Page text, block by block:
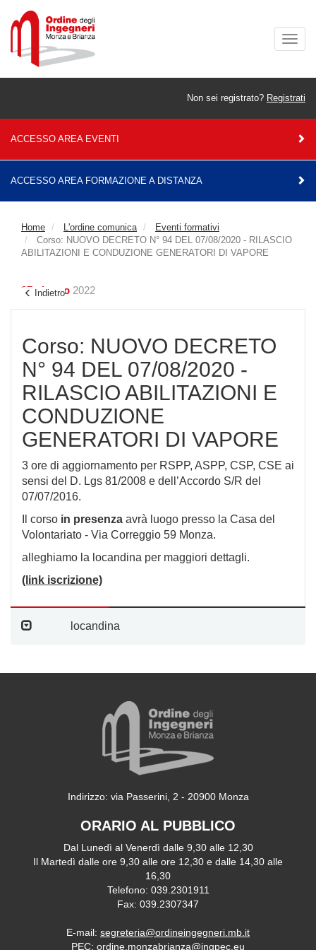
Non sei registrato? Registrati
ACCESSO AREA EVENTI
ACCESSO AREA FORMAZIONE A DISTANZA
Home L'ordine comunica
Eventi formativi
Corso: NUOVO DECRETO N° 94 DEL 07/08/2020 - RILASCIO
ABILITAZIONI E CONDUZIONE GENERATORI DI VAPORE
27 giugno 2022
Indietro
Corso: NUOVO DECRETO
N° 94 DEL 07/08/2020 -
RILASCIO ABILITAZIONI E
CONDUZIONE
GENERATORI DI VAPORE
3 ore di aggiornamento per RSPP, ASPP, CSP, CSE ai
sensi del D. Lgs 81/2008 e dell’Accordo S/R del
07/07/2016.
Il corso in presenza avrà luogo presso la Casa del
Volontariato - Via Correggio 59 Monza.
alleghiamo la locandina per maggiori dettagli.
(link iscrizione)
locandina
Indirizzo: via Passerini, 2 - 20900 Monza
ORARIO AL PUBBLICO
Dal Lunedì al Venerdì dalle 9,30 alle 12,30
Il Martedì dalle ore 9,30 alle ore 12,30 e dalle 14,30 alle
16,30
Telefono: 039.2301911
Fax: 039.2307347
E-mail: segreteria@ordineingegneri.mb.it
PEC: ordine.monzabrianza@ingpec.eu